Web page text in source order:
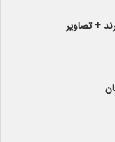
+ تصاویر